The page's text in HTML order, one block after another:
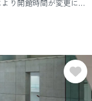
り開館時間が変更に